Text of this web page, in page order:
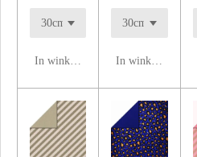
In winkelwagen In winkelwagen